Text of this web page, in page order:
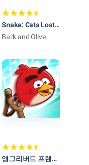
Snake: Cats Lost
in Space
Bark and Olive
앵그리버드 프렌즈